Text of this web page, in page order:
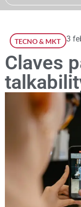
TECNO & MKT 3
Claves